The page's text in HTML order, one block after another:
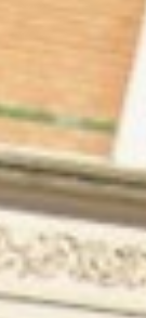
K+ Tlf: 33 26
99 65 79